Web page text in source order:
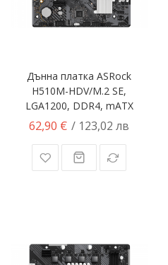
Дънна платка ASRock
H510M-HDV/M.2 SE,
LGA1200, DDR4, mATX
62,90 € / 123,02 лв